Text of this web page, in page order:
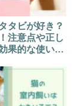
タビが好き？
注意点や正し
果的な使い方